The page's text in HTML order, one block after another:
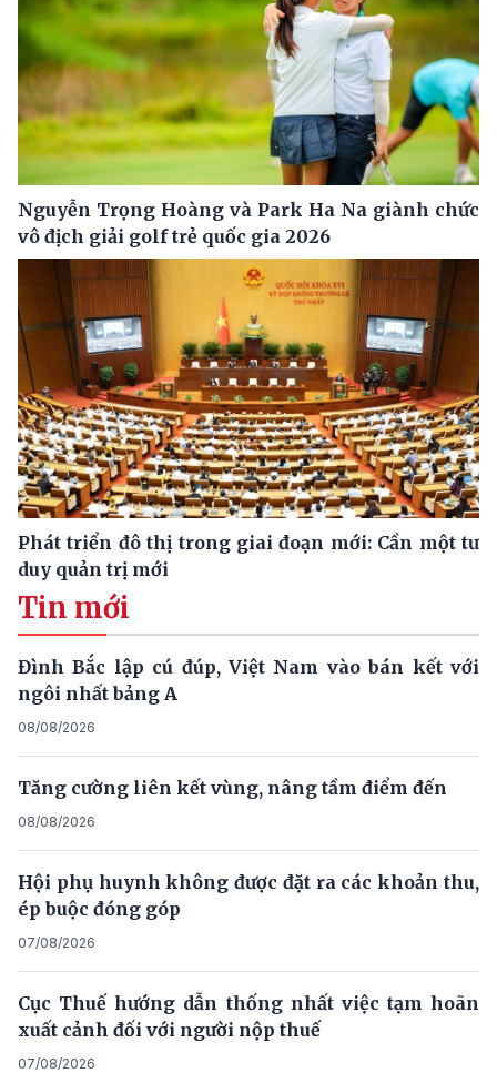
Nguyễn Trọng Hoàng và Park Ha Na giành chức
vô địch giải golf trẻ quốc gia 2026
Phát triển đô thị trong giai đoạn mới: Cần một tư
duy quản trị mới
Tin mới
Đình Bắc lập cú đúp, Việt Nam vào bán kết với
ngôi nhất bảng A
08/08/2026
Tăng cường liên kết vùng, nâng tầm điểm đến
08/08/2026
Hội phụ huynh không được đặt ra các khoản thu,
ép buộc đóng góp
07/08/2026
Cục Thuế hướng dẫn thống nhất việc tạm hoãn
xuất cảnh đối với người nộp thuế
07/08/2026